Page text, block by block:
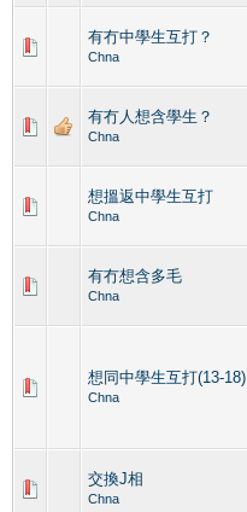
有冇中學生互打？
Chna
有冇人想含學生？
Chna
想搵返中學生互打
Chna
有冇想含多毛
Chna
想同中學生互打(13-18)
Chna
交換J相
Chna